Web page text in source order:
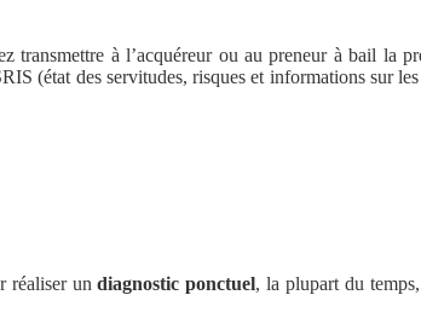
à l’acquéreur ou au preneur à bail la
(état des servitudes, risques et informations sur
réaliser undiagnostic ponctuel, la plupart du